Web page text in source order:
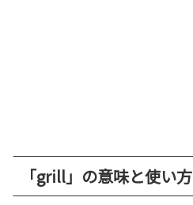
「grill」の意味と使い方